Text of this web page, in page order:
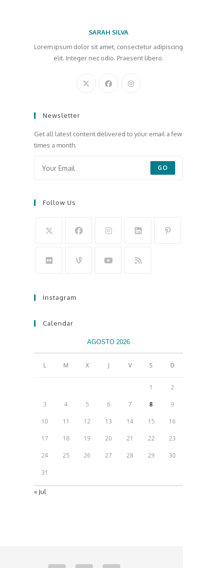
SARAH SILVA
Lorem ipsum dolor sit amet, consectetur adipiscing
elit. Integer nec odio. Praesent libero.
Newsletter
Get all latest content delivered to your email a few
times a month.
GO
Follow Us
Instagram
Calendar
AGOSTO 2026
L M X J V S D
1 2
3 4 5 6 7 8 9
10 11 12 13 14 15 16
17 18 19 20 21 22 23
24 25 26 27 28 29 30
31
« Jul